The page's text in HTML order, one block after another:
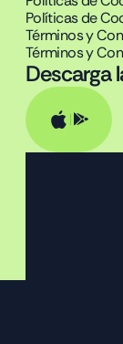
Políticas de
Términos y
Términos y
Descarga